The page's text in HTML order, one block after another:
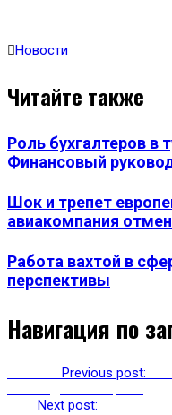
Новости
Читайте также
Роль бухгалтеров в
Финансовый
Шок и трепет
авиакомпания
Работа вахтой в
перспективы
Навигация по
Previous post:
Next post: